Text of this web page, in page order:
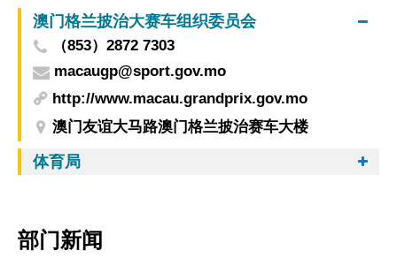
澳门格兰披治大赛车组织委员会
（853）2872 7303
macaugp@sport.gov.mo
http://www.macau.grandprix.gov.mo
澳门友谊大马路澳门格兰披治赛车大楼
体育局
部门新闻